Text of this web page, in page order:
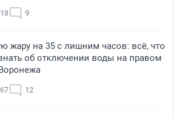
9
жару на 35 с лишним часов: всё, что
об отключении воды на правом
12